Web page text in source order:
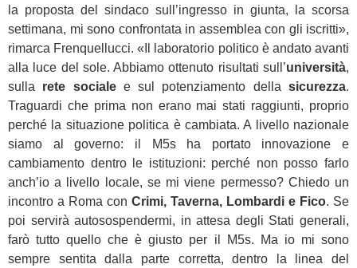
la proposta del sindaco sull’ingresso in giunta, la scorsa
settimana, mi sono confrontata in assemblea con gli iscritti»,
rimarca Frenquellucci. «Il laboratorio politico è andato avanti
alla luce del sole. Abbiamo ottenuto risultati sull’università,
sulla rete socialee sul potenziamento dellasicurezza.
Traguardi che prima non erano mai stati raggiunti, proprio
perché la situazione politica è cambiata. A livello nazionale
siamo al governo: il M5s ha portato innovazione e
cambiamento dentro le istituzioni: perché non posso farlo
anch’io a livello locale, se mi viene permesso? Chiedo un
incontro a Roma con Crimi, Taverna, Lombardi e Fico. Se
poi servirà autosospendermi, in attesa degli Stati generali,
farò tutto quello che è giusto per il M5s. Ma io mi sono
sempre sentita dalla parte corretta, dentro la linea del